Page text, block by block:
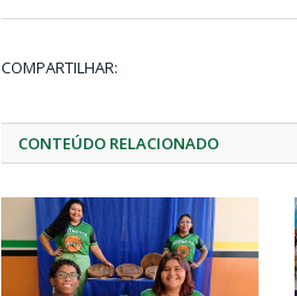
COMPARTILHAR:
CONTEÚDO RELACIONADO